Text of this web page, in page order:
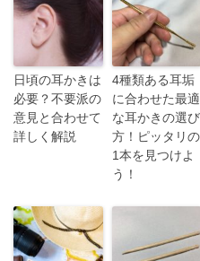
日頃の耳かきは
必要？不要派の
意見と合わせて
詳しく解説
4種類ある耳垢
に合わせた最適
な耳かきの選び
方！ピッタリの
1本を見つけよ
う！